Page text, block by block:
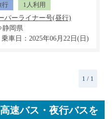
行
1人利用
静岡県
乗車日：2025年06月22日(日)
1 / 1
速バス・夜行バスを